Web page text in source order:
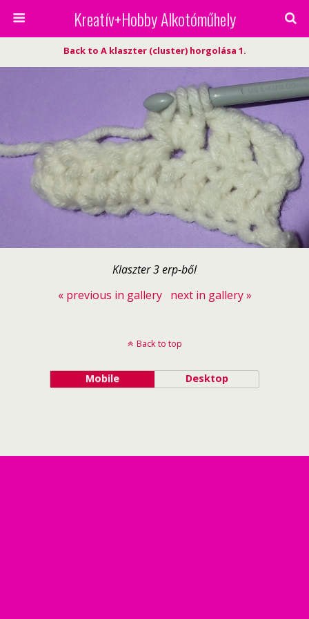
Kreatív+Hobby Alkotóműhely
Back to A klaszter (cluster) horgolása 1.
Klaszter 3 erp-ből
« previous in gallery
next in gallery »
Back to top
Mobile Desktop